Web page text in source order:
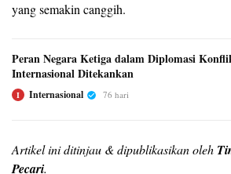
yang semakin canggih.
Peran Negara Ketiga dalam Diplomasi
Internasional Ditekankan
I Internasional 76 hari
Artikel ini ditinjau & dipublikasikan oleh
Pecari.